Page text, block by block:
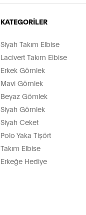
KATEGORİLER
Siyah Takım Elbise
Lacivert Takım Elbise
Erkek Gömlek
Mavi Gömlek
Beyaz Gömlek
Siyah Gömlek
Siyah Ceket
Polo Yaka Tişört
Takım Elbise
Erkeğe Hediye